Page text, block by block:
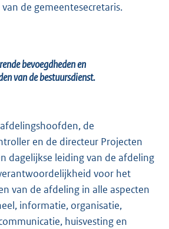
de gemeentesecretaris.
bevoegdheden en
van de bestuursdienst.
de
en de directeur Projecten
dagelijkse leiding van de afdeling
voor het
van de afdeling in alle aspecten
informatie, organisatie,
huisvesting en